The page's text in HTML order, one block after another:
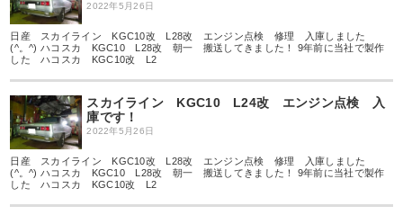
2022年5月26日
日産 スカイライン KGC10改 L28改 エンジン点検 修理 入庫しました
(^。^) ハコスカ KGC10 L28改 朝一 搬送してきました！ 9年前に当社で製作
した ハコスカ KGC10改 L2
スカイライン KGC10 L24改 エンジン点検 入
庫です！
2022年5月26日
日産 スカイライン KGC10改 L28改 エンジン点検 修理 入庫しました
(^。^) ハコスカ KGC10 L28改 朝一 搬送してきました！ 9年前に当社で製作
した ハコスカ KGC10改 L2